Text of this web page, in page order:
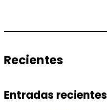
Recientes
Entradas recientes